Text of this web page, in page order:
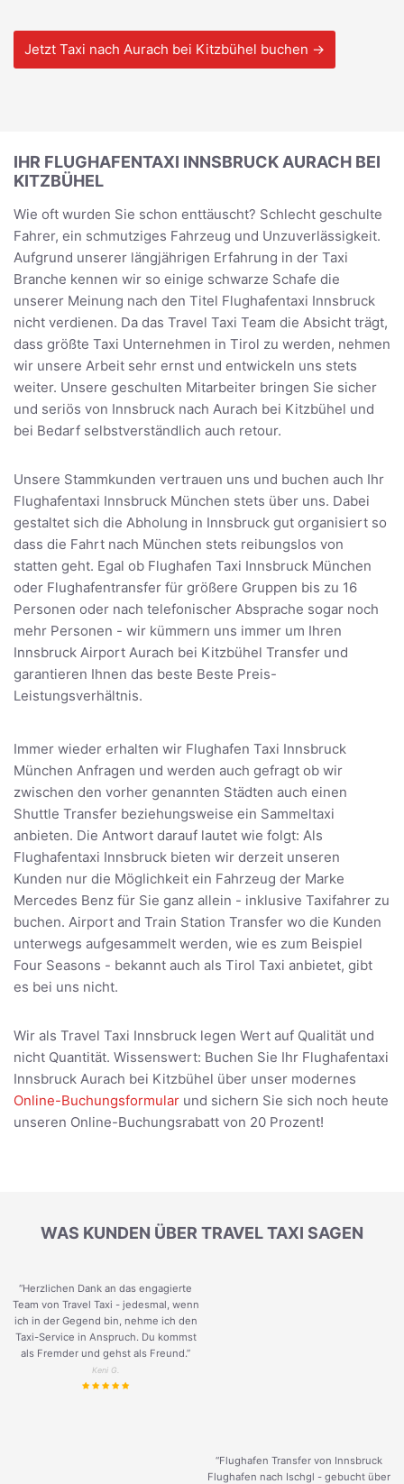
Jetzt Taxi nach Aurach bei Kitzbühel buchen →
IHR FLUGHAFENTAXI INNSBRUCK AURACH BEI
KITZBÜHEL
Wie oft wurden Sie schon enttäuscht? Schlecht geschulte
Fahrer, ein schmutziges Fahrzeug und Unzuverlässigkeit.
Aufgrund unserer längjährigen Erfahrung in der Taxi
Branche kennen wir so einige schwarze Schafe die
unserer Meinung nach den Titel Flughafentaxi Innsbruck
nicht verdienen. Da das Travel Taxi Team die Absicht trägt,
dass größte Taxi Unternehmen in Tirol zu werden, nehmen
wir unsere Arbeit sehr ernst und entwickeln uns stets
weiter. Unsere geschulten Mitarbeiter bringen Sie sicher
und seriös von Innsbruck nach Aurach bei Kitzbühel und
bei Bedarf selbstverständlich auch retour.
Unsere Stammkunden vertrauen uns und buchen auch Ihr
Flughafentaxi Innsbruck München stets über uns. Dabei
gestaltet sich die Abholung in Innsbruck gut organisiert so
dass die Fahrt nach München stets reibungslos von
statten geht. Egal ob Flughafen Taxi Innsbruck München
oder Flughafentransfer für größere Gruppen bis zu 16
Personen oder nach telefonischer Absprache sogar noch
mehr Personen - wir kümmern uns immer um Ihren
Innsbruck Airport Aurach bei Kitzbühel Transfer und
garantieren Ihnen das beste Beste Preis-
Leistungsverhältnis.
Immer wieder erhalten wir Flughafen Taxi Innsbruck
München Anfragen und werden auch gefragt ob wir
zwischen den vorher genannten Städten auch einen
Shuttle Transfer beziehungsweise ein Sammeltaxi
anbieten. Die Antwort darauf lautet wie folgt: Als
Flughafentaxi Innsbruck bieten wir derzeit unseren
Kunden nur die Möglichkeit ein Fahrzeug der Marke
Mercedes Benz für Sie ganz allein - inklusive Taxifahrer zu
buchen. Airport and Train Station Transfer wo die Kunden
unterwegs aufgesammelt werden, wie es zum Beispiel
Four Seasons - bekannt auch als Tirol Taxi anbietet, gibt
es bei uns nicht.
Wir als Travel Taxi Innsbruck legen Wert auf Qualität und
nicht Quantität. Wissenswert: Buchen Sie Ihr Flughafentaxi
Innsbruck Aurach bei Kitzbühel über unser modernes
Online-Buchungsformular und sichern Sie sich noch heute
unseren Online-Buchungsrabatt von 20 Prozent!
WAS KUNDEN ÜBER TRAVEL TAXI SAGEN
“Herzlichen Dank an das engagierte
Team von Travel Taxi - jedesmal, wenn
ich in der Gegend bin, nehme ich den
Taxi-Service in Anspruch. Du kommst
als Fremder und gehst als Freund.”
Keni G.
“Flughafen Transfer von Innsbruck
Flughafen nach Ischgl - gebucht über